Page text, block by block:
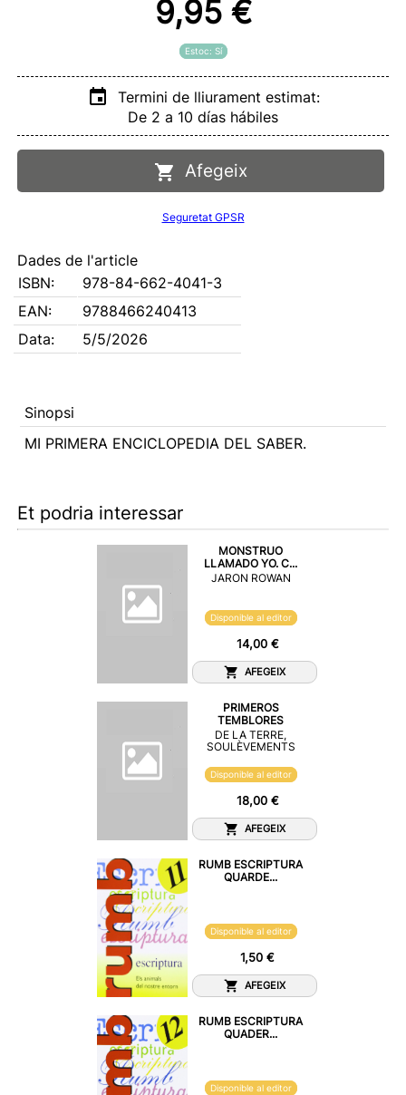
9,95 €
Estoc: Sí
Termini de lliurament estimat:
De 2 a 10 días hábiles
Afegeix
Seguretat GPSR
Dades de l'article
ISBN:
978-84-662-4041-3
EAN:
9788466240413
Data:
5/5/2026
Sinopsi
MI PRIMERA ENCICLOPEDIA DEL SABER.
Et podria interessar
MONSTRUO
LLAMADO YO. C...
JARON ROWAN
Disponible al editor
14,00 €
AFEGEIX
PRIMEROS
TEMBLORES
DE LA TERRE,
SOULÈVEMENTS
Disponible al editor
18,00 €
AFEGEIX
RUMB ESCRIPTURA
QUARDE...
Disponible al editor
1,50 €
AFEGEIX
RUMB ESCRIPTURA
QUADER...
Disponible al editor